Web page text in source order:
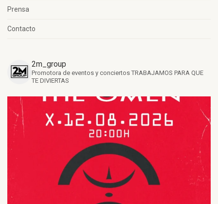
Prensa
Contacto
2m_group
Promotora de eventos y conciertos TRABAJAMOS PARA QUE
TE DIVIERTAS